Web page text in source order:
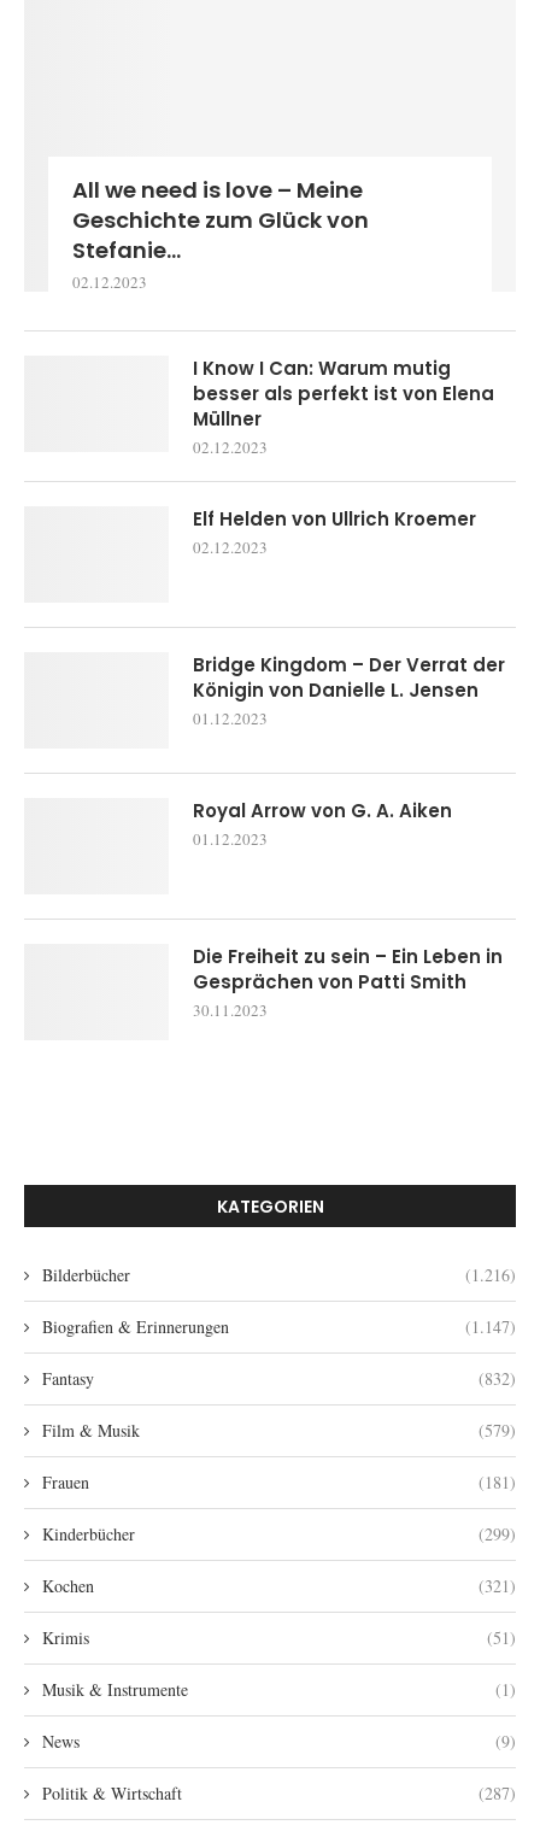
All we need is love – Meine
Geschichte zum Glück von
Stefanie...
02.12.2023
I Know I Can: Warum mutig
besser als perfekt ist von Elena
Müllner
02.12.2023
Elf Helden von Ullrich Kroemer
02.12.2023
Bridge Kingdom – Der Verrat der
Königin von Danielle L. Jensen
01.12.2023
Royal Arrow von G. A. Aiken
01.12.2023
Die Freiheit zu sein – Ein Leben in
Gesprächen von Patti Smith
30.11.2023
KATEGORIEN
Bilderbücher (1.216)
Biografien & Erinnerungen (1.147)
Fantasy (832)
Film & Musik (579)
Frauen (181)
Kinderbücher (299)
Kochen (321)
Krimis (51)
Musik & Instrumente (1)
News (9)
Politik & Wirtschaft (287)